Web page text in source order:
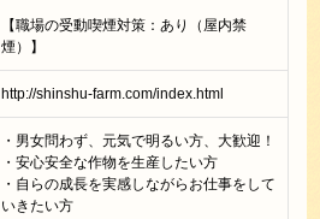
【職場の受動喫煙対策：あり（屋内禁
煙）】
http://shinshu-farm.com/index.html
・男女問わず、元気で明るい方、大歓迎！
・安心安全な作物を生産したい方
・自らの成長を実感しながらお仕事をして
いきたい方